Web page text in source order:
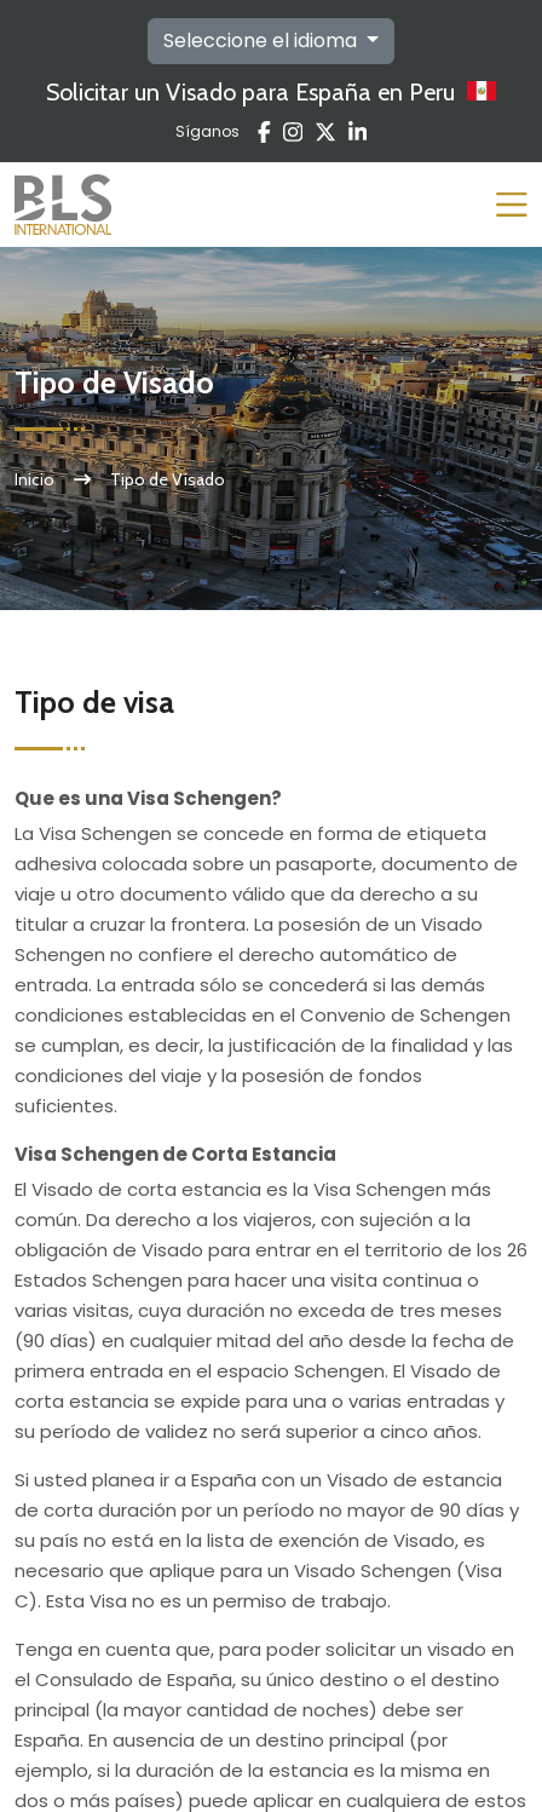
Seleccione el idioma
Solicitar un Visado para España en Peru
Síganos
Tipo de Visado
Inicio Tipo de Visado
Tipo de visa
Que es una Visa Schengen?
La Visa Schengen se concede en forma de etiqueta
adhesiva colocada sobre un pasaporte, documento de
viaje u otro documento válido que da derecho a su
titular a cruzar la frontera. La posesión de un Visado
Schengen no confiere el derecho automático de
entrada. La entrada sólo se concederá si las demás
condiciones establecidas en el Convenio de Schengen
se cumplan, es decir, la justificación de la finalidad y las
condiciones del viaje y la posesión de fondos
suficientes.
Visa Schengen de Corta Estancia
El Visado de corta estancia es la Visa Schengen más
común. Da derecho a los viajeros, con sujeción a la
obligación de Visado para entrar en el territorio de los 26
Estados Schengen para hacer una visita continua o
varias visitas, cuya duración no exceda de tres meses
(90 días) en cualquier mitad del año desde la fecha de
primera entrada en el espacio Schengen. El Visado de
corta estancia se expide para una o varias entradas y
su período de validez no será superior a cinco años.
Si usted planea ir a España con un Visado de estancia
de corta duración por un período no mayor de 90 días y
su país no está en la lista de exención de Visado, es
necesario que aplique para un Visado Schengen (Visa
C). Esta Visa no es un permiso de trabajo.
Tenga en cuenta que, para poder solicitar un visado en
el Consulado de España, su único destino o el destino
principal (la mayor cantidad de noches) debe ser
España. En ausencia de un destino principal (por
ejemplo, si la duración de la estancia es la misma en
dos o más países) puede aplicar en cualquiera de estos